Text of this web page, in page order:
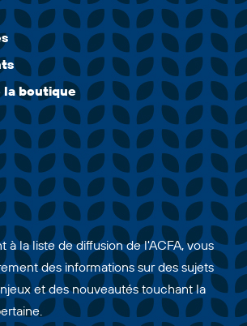
la boutique
à la liste de diffusion de l'ACFA, vous
des informations sur des sujets
et des nouveautés touchant la